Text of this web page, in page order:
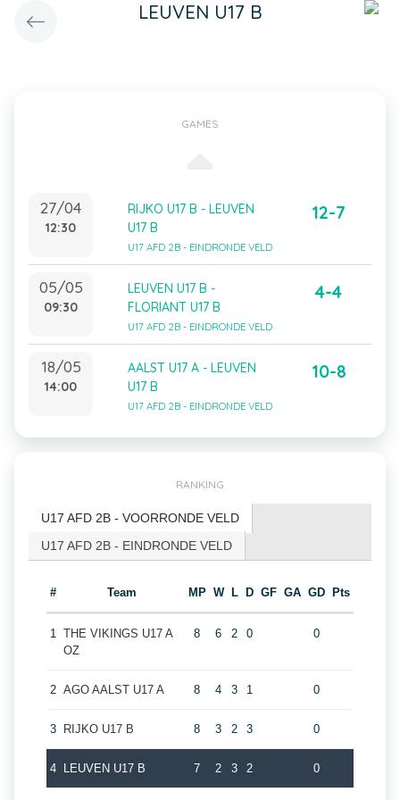
LEUVEN U17 B
GAMES
27/04
12:30
RIJKO U17 B - LEUVEN
U17 B
U17 AFD 2B - EINDRONDE VELD
12-7
05/05
09:30
LEUVEN U17 B -
FLORIANT U17 B
U17 AFD 2B - EINDRONDE VELD
4-4
18/05
14:00
AALST U17 A - LEUVEN
U17 B
U17 AFD 2B - EINDRONDE VELD
10-8
RANKING
U17 AFD 2B - VOORRONDE VELD
U17 AFD 2B - EINDRONDE VELD
# Team MP W L D GF GA GD Pts
1 THE VIKINGS U17 A
OZ
8 6 2 0 0
2 AGO AALST U17 A 8 4 3 1 0
3 RIJKO U17 B 8 3 2 3 0
4 LEUVEN U17 B 7 2 3 2 0